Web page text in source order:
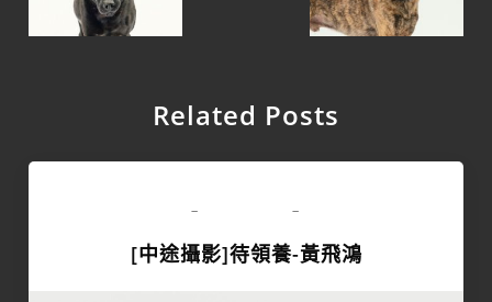
Related Posts
- -
[中途攝影]待領養-黃飛鴻